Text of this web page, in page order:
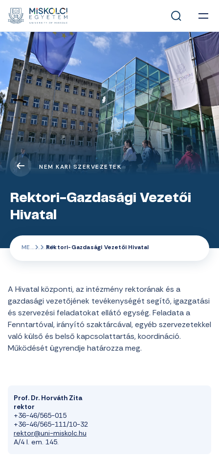
NEM KARI SZERVEZETEK
Rektori-Gazdasági Vezetői
Hivatal
ME Rektori-Gazdasági Vezetői Hivatal
A Hivatal központi,az intézmény rektorának és a
gazdasági vezetőjének tevékenységét segítő,igazgatási
és szervezési feladatokat ellátó egység. Feladata a
Fenntartóval, irányító szaktárcával,egyéb szervezetekkel
való külső és belső kapcsolattartás, koordináció.
Működését ügyrendje határozza meg.
Prof. Dr. Horváth Zita
rektor
+36-46/565-015
+36-46/565-111/10-32
rektor@uni-miskolc.hu
A/4 I. em. 145.